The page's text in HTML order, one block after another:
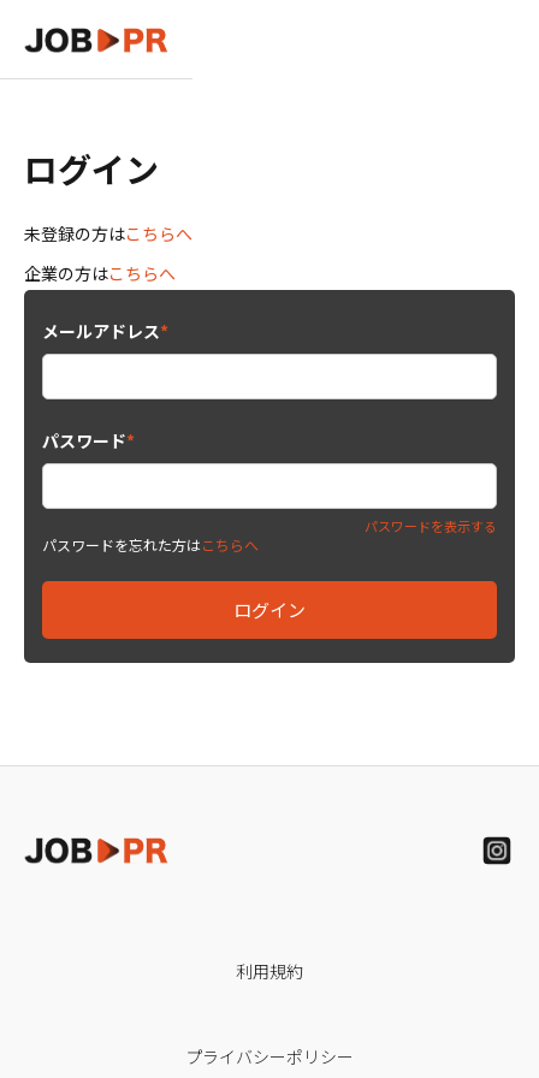
ログイン
未登録の方はこちらへ
企業の方はこちらへ
メールアドレス*
パスワード*
パスワードを表示する
パスワードを忘れた方はこちらへ
利用規約
プライバシーポリシー